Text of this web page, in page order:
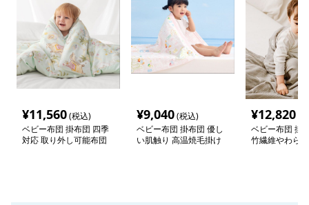
¥11,560(税込)
ベビー布団 掛布団 四季
対応 取り外し可能布団
¥9,040(税込)
ベビー布団 掛布団 優し
い肌触り 高温焼毛掛け
¥12,820
ベビー布団 掛
竹繊維やわら